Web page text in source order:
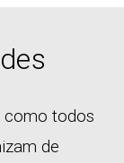
como todos
de